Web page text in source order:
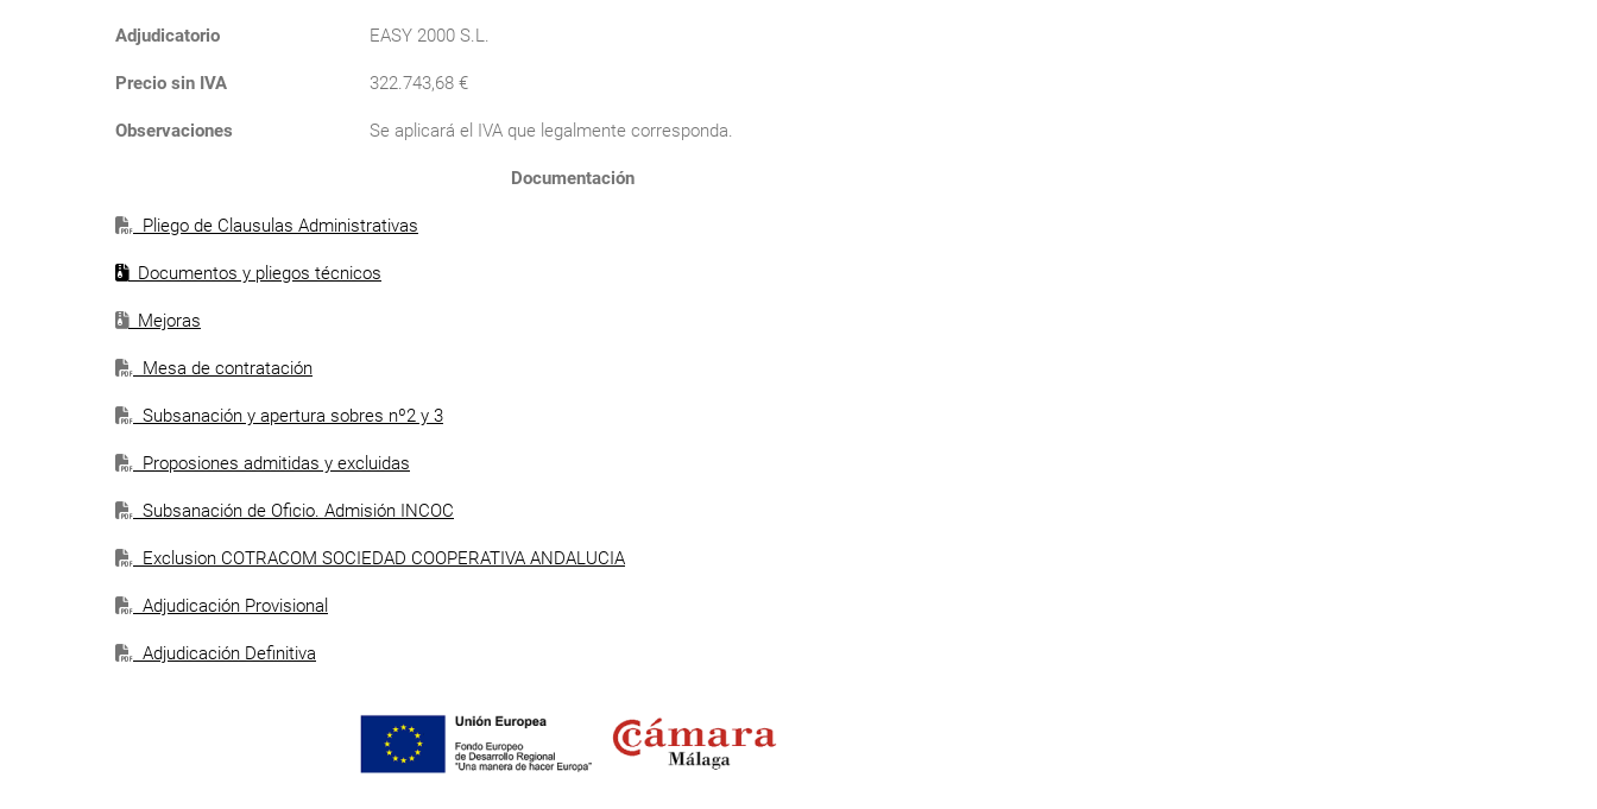
Adjudicatorio EASY 2000 S.L.
Precio sin IVA 322.743,68 €
Observaciones Se aplicará el IVA que legalmente corresponda.
Documentación
Pliego de Clausulas Administrativas
Documentos y pliegos técnicos
Mejoras
Mesa de contratación
Subsanación y apertura sobres nº2 y 3
Proposiones admitidas y excluidas
Subsanación de Oficio. Admisión INCOC
Exclusion COTRACOM SOCIEDAD COOPERATIVA ANDALUCIA
Adjudicación Provisional
Adjudicación Definitiva